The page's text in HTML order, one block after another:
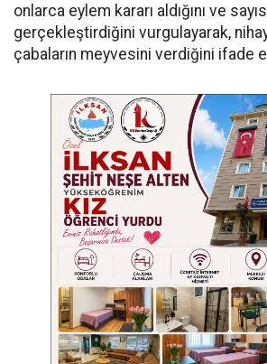
onlarca eylem kararı aldığını ve
gerçekleştirdiğini vurgulayarak,
çabaların meyvesini verdiğini ifade